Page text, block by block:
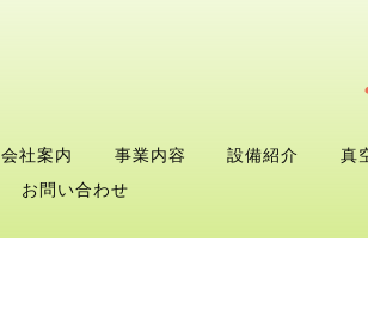
会社案内 事業内容 設備紹介
真
お問い合わせ